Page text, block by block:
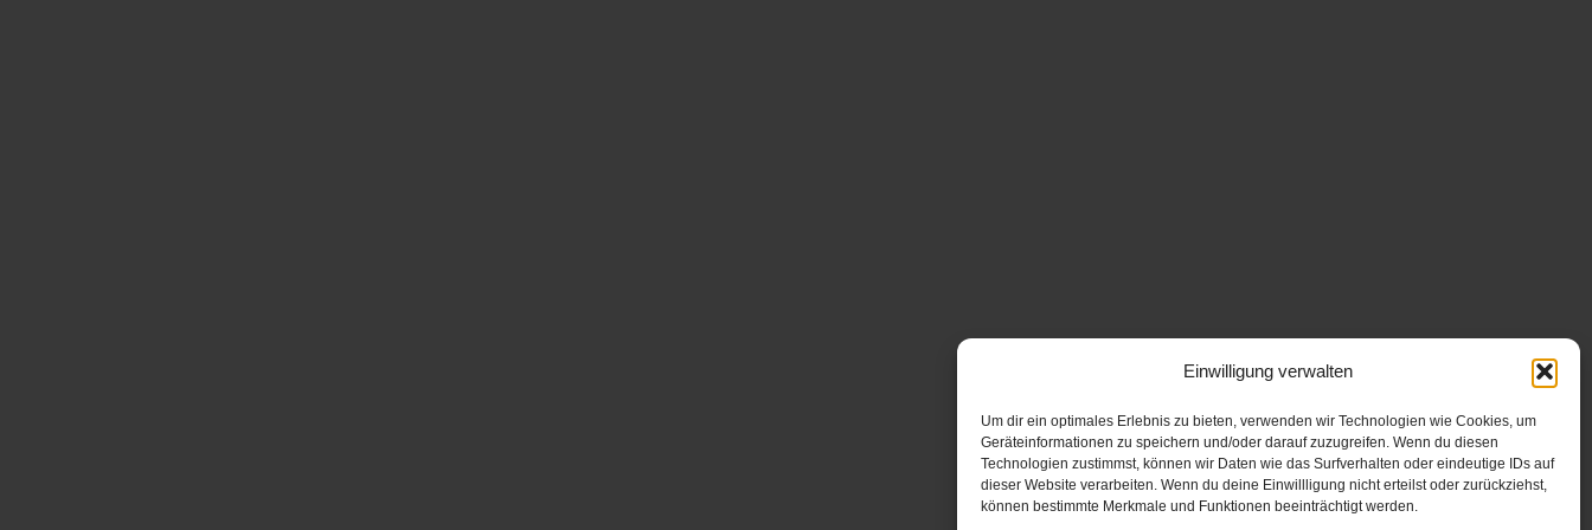
Einwilligung verwalten
Um dir ein optimales Erlebnis zu bieten, verwenden wir Technologien wie Cookies, um
Geräteinformationen zu speichern und/oder darauf zuzugreifen. Wenn du diesen
Technologien zustimmst, können wir Daten wie das Surfverhalten oder eindeutige IDs auf
dieser Website verarbeiten. Wenn du deine Einwillligung nicht erteilst oder zurückziehst,
können bestimmte Merkmale und Funktionen beeinträchtigt werden.